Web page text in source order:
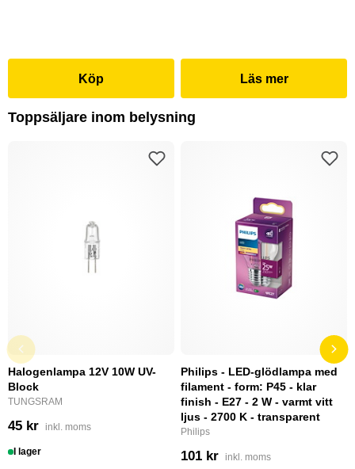
Köp Läs mer
Toppsäljare inom belysning
Halogenlampa 12V 10W UV-
Block
TUNGSRAM
45 kr inkl. moms
I lager
Philips - LED-glödlampa med
filament - form: P45 - klar
finish - E27 - 2 W - varmt vitt
ljus - 2700 K - transparent
Philips
101 kr inkl. moms